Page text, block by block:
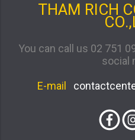
THAM RICH
You can call us 02 751
social
E-mail